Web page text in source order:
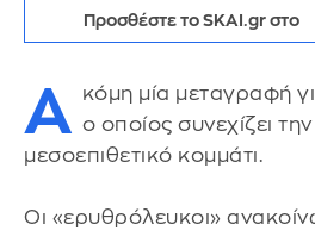
Προσθέστε το SKAI.gr στο
Α κόμη μία μεταγραφή
ο οποίος συνεχίζει
μεσοεπιθετικό κομμάτι.
Οι «ερυθρόλευκοι»